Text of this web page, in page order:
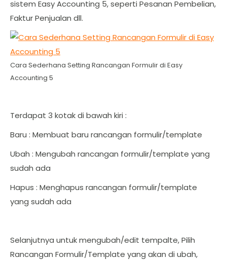
sistem Easy Accounting 5, seperti Pesanan Pembelian,
Faktur Penjualan dll.
Cara Sederhana Setting Rancangan Formulir di Easy
Accounting 5
Terdapat 3 kotak di bawah kiri :
Baru : Membuat baru rancangan formulir/template
Ubah : Mengubah rancangan formulir/template yang
sudah ada
Hapus : Menghapus rancangan formulir/template
yang sudah ada
Selanjutnya untuk mengubah/edit tempalte, Pilih
Rancangan Formulir/Template yang akan di ubah,